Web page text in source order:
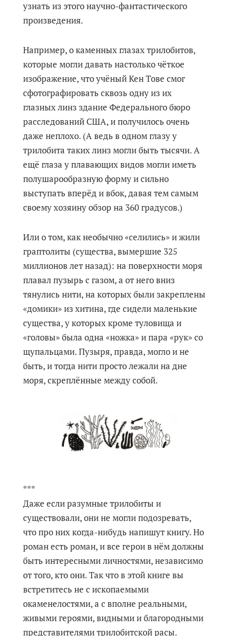
узнать из этого научно-фантастического
произведения.
Например, о каменных глазах трилобитов,
которые могли давать настолько чёткое
изображение, что учёный Кен Тове смог
сфотографировать сквозь одну из их
глазных линз здание Федерального бюро
расследований США, и получилось очень
даже неплохо. (А ведь в одном глазу у
трилобита таких линз могли быть тысячи. А
ещё глаза у плавающих видов могли иметь
полушарообразную форму и сильно
выступать вперёд и вбок, давая тем самым
своему хозяину обзор на 360 градусов.)
Или о том, как необычно «селились» и жили
граптолиты (существа, вымершие 325
миллионов лет назад): на поверхности моря
плавал пузырь с газом, а от него вниз
тянулись нити, на которых были закреплены
«домики» из хитина, где сидели маленькие
существа, у которых кроме туловища и
«головы» была одна «ножка» и пара «рук» со
щупальцами. Пузыря, правда, могло и не
быть, и тогда нити просто лежали на дне
моря, скреплённые между собой.
***
Даже если разумные трилобиты и
существовали, они не могли подозревать,
что про них когда-нибудь напишут книгу. Но
роман есть роман, и все герои в нём должны
быть интересными личностями, независимо
от того, кто они. Так что в этой книге вы
встретитесь не с ископаемыми
окаменелостями, а с вполне реальными,
живыми героями, видными и благородными
представителями трилобитской расы.